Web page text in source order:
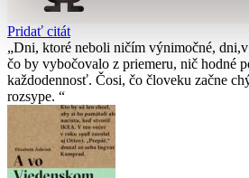
Pridať citát
Dni, ktoré neboli ničím výnimočné,
čo by vybočovalo z priemeru, nič hodné
každodennosť. Čosi, čo človeku začne
rozsype.